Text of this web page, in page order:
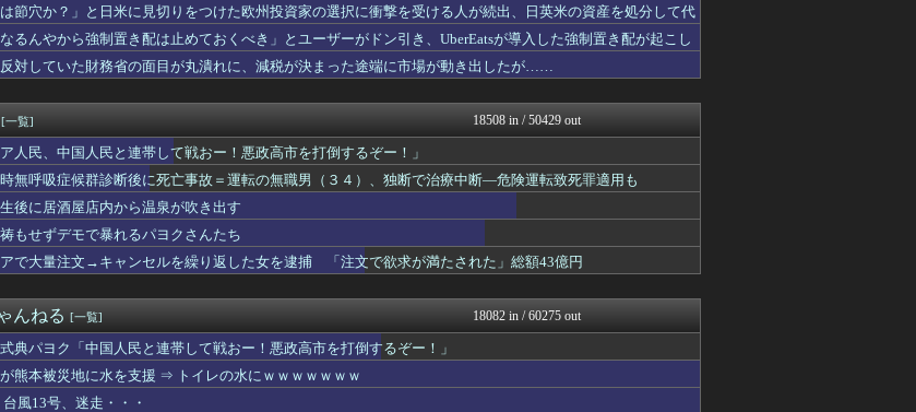
の出演者は「今も普通の顔して芸能活動してる」ネット...
watch＠２ちゃんねる
まとめたニュース
カードは「小中学生にしか売らない」 転売対策の決断
アルファルファモザイク＠ネ...
ンマー人に逃げられる…地方の雇用崩壊がヤバい
モッコスヌ〜ン
鉄板ステーキ定食｣を発売
理想ちゃんねる
党予備選挙 イスラム教徒の“急進左派”候補が勝利確実...
かせまと！
のちの党」へ党名変更
対応』キタァアアアアーーーーーーー！！
NEWSまとめもりー｜2c...
教授（中国籍）、ドラッグストアで現行犯逮捕 万引き容...
もえるあじあ(･∀･)
ー・任天堂、熊本地震を受け製品修理は無償対応（災害救...
メディア取材陣、堪忍袋の緒が切れた地元住民が苦情を寄...
て移住先をアッラーの土地って思ってるの？ → 衝撃の...
政経ワロスまとめニュース♪
国人民と連帯して戦おー！悪政高市を打倒するぞー！」
あじあニュースちゃんねる
赤字、史上初のマイナスキャッシュフローに...
watch＠２ちゃんねる
診断後に死亡事故＝運転の無職男（３４）、独断で治療中...
痛いニュース(ﾉ∀`)
で半減するも売上微増で１２億円ｗｗｗｗｗｗｗ
額最高 2年連続で更新、8977億円 農水省...
常識的に考えた
女性「20歳でアルファードを一括で買っちゃう私って素...
オレ的ゲーム速報＠刃
辞めた新人が「3人」もいたことが発覚ｗｗｗｗｗ
は節穴か？」と日米に見切りをつけた欧州投資家の選択に衝撃を受ける人が続出、日英米の資産を処分して代
のは……
なるんやから強制置き配は止めておくべき」とユーザーがドン引き、UberEatsが導入した強制置き配が起こし
対していた財務省の面目が丸潰れに、減税が決まった途端に市場が動き出したが……
[一覧] 18508 in / 50429 out
人民、中国人民と連帯して戦おー！悪政高市を打倒するぞー！」
時無呼吸症候群診断後に死亡事故＝運転の無職男（３４）、独断で治療中断―危険運転致死罪適用も
後に居酒屋店内から温泉が吹き出す
もせずデモで暴れるパヨクさんたち
で大量注文→キャンセルを繰り返した女を逮捕 「注文で欲求が満たされた」総額43億円
んねる [一覧] 18082 in / 60275 out
典パヨク「中国人民と連帯して戦おー！悪政高市を打倒するぞー！」
が熊本被災地に水を支援 ⇒ トイレの水にｗｗｗｗｗｗｗ
台風13号、迷走・・・